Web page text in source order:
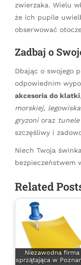
zwierzaka. Wielu
że ich pupile
obserwować
Zadbaj o
Dbając o swojego
odpowiednim
akcesoria do klatki
morskiej,
gryzonioraz
szczęśliwy i
Niech Twoja
bezpieczeństwem
Related
Niezawodna firma
sprzątająca w